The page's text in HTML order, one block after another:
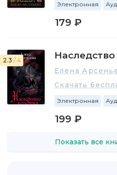
Электронная
179 ₽
2.3 / 4
Елена
Скачать
Электронная
199 ₽
Показать все